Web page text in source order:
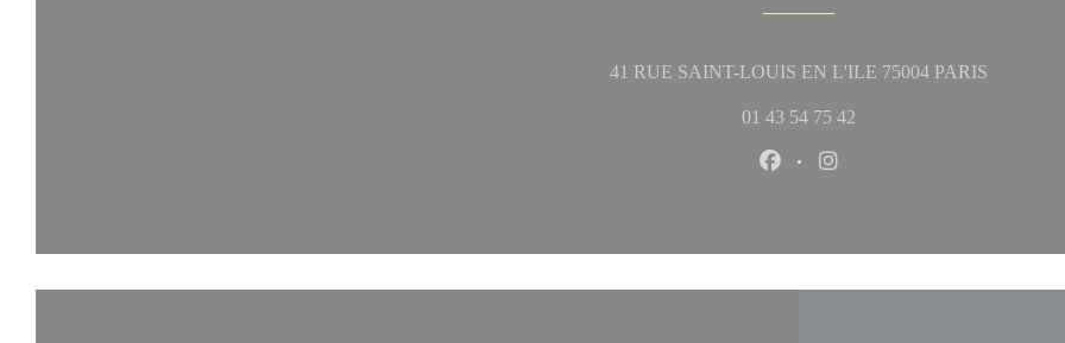
41 RUE SAINT-LOUIS EN L'ILE 75004 PARIS
01 43 54 75 42
Facebook ((abre numa nova